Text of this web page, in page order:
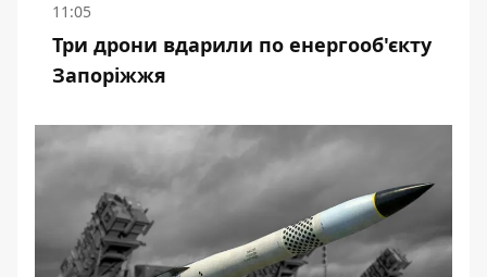
11:05
Три дрони вдарили по енергооб'єкту
Запоріжжя